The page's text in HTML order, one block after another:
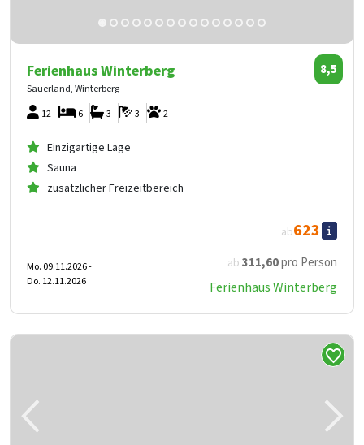
Ferienhaus Winterberg
Sauerland, Winterberg
8,5
12 2
3 3
6
Einzigartige Lage
Sauna
zusätzlicher Freizeitbereich
ab 311,60pro Person
ab623
Mo. 09.11.2026 -
Do. 12.11.2026
Ferienhaus Winterberg